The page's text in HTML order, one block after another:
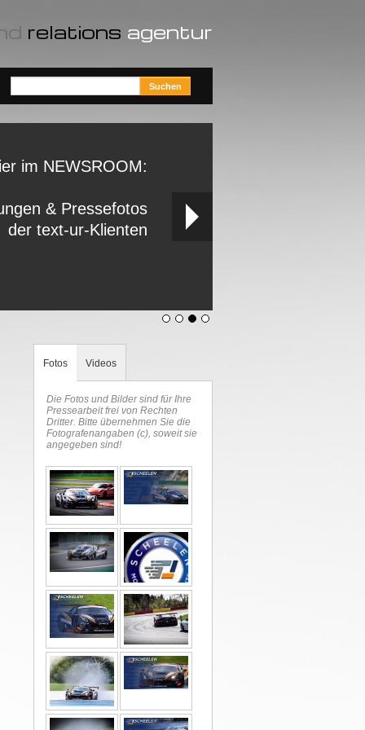
relations agentur
im NEWSROOM:
& Pressefotos
der text-ur-Klienten
Fotos
Die Fotos und Bilder sind für Ihre
Pressearbeit frei von Rechten
Dritter. Bitte übernehmen Sie die
Fotografenangaben (c), soweit sie
angegeben sind!
Videos